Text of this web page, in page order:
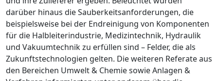
darüber hinaus die Sauberkeitsanforderungen, die
beispielsweise bei der Endreinigung von Komponenten
für die Halbleiterindustrie, Medizintechnik, Hydraulik
und Vakuumtechnik zu erfüllen sind – Felder, die als
Zukunftstechnologien gelten. Die weiteren Referate aus
den Berei­chen Umwelt & ChemiesowieAnlagen &